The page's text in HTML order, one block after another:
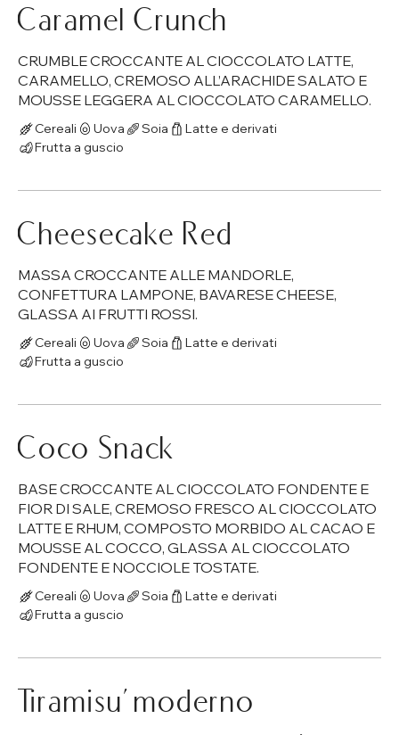
Caramel Crunch
CRUMBLE CROCCANTE AL CIOCCOLATO LATTE,
CARAMELLO, CREMOSO ALL’ARACHIDE SALATO E
MOUSSE LEGGERA AL CIOCCOLATO CARAMELLO.
Cereali Uova Soia
Latte e derivati
Frutta a guscio
Cheesecake Red
MASSA CROCCANTE ALLE MANDORLE,
CONFETTURA LAMPONE, BAVARESE CHEESE,
GLASSA AI FRUTTI ROSSI.
Cereali Uova Soia
Latte e derivati
Frutta a guscio
Coco Snack
BASE CROCCANTE AL CIOCCOLATO FONDENTE E
FIOR DI SALE, CREMOSO FRESCO AL CIOCCOLATO
LATTE E RHUM, COMPOSTO MORBIDO AL CACAO E
MOUSSE AL COCCO, GLASSA AL CIOCCOLATO
FONDENTE E NOCCIOLE TOSTATE.
Cereali Uova Soia
Latte e derivati
Frutta a guscio
Tiramisu' moderno